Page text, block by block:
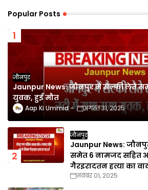
Popular Posts
जौनपुर
Jaunpur News: जौनपुर में सेल्फी लेते
युवक, हुई मौत
Aap Ki Ummid अगस्त 31, 2025
जौनपुर
Jaunpur News:
समेत 6 नामजद सहित
गैरइरादतन हत्या का
नवंबर 01, 2025